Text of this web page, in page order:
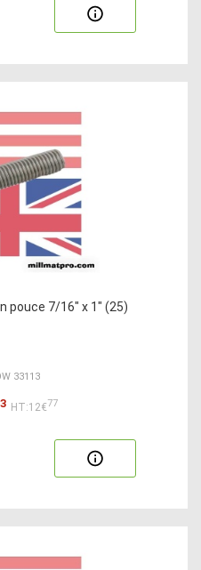
pouce 7/16" x 1" (25)
33113
HT:12€77